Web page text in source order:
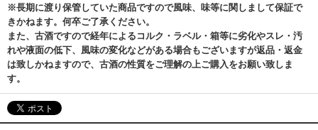
※長期に渡り保管していた商品ですので風味、味等に関しまして保証で
きかねます。何卒ご了承ください。
また、古酒ですので経年によるコルク・ラベル・箱等に劣化やスレ・汚
れや液面の低下、風味の変化などがある場合もございますが返品・返金
は致しかねますので、古酒の性質をご理解の上ご購入をお願い致しま
す。